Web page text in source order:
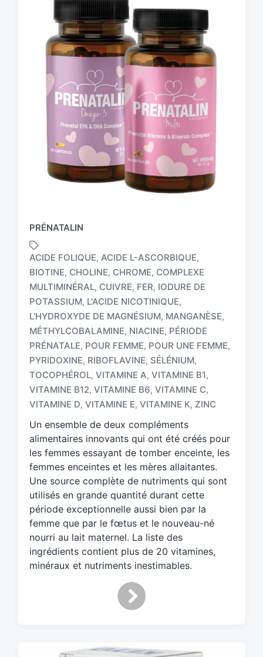
PRÉNATALIN
T
a
g
e
d
w
t
h
ACIDE FOLIQUE, ACIDE L-ASCORBIQUE,
BIOTINE, CHOLINE, CHROME, COMPLEXE
MULTIMINÉRAL, CUIVRE, FER, IODURE DE
POTASSIUM, L'ACIDE NICOTINIQUE,
L'HYDROXYDE DE MAGNÉSIUM, MANGANÈSE,
MÉTHYLCOBALAMINE, NIACINE, PÉRIODE
PRÉNATALE, POUR FEMME, POUR UNE FEMME,
PYRIDOXINE, RIBOFLAVINE, SÉLÉNIUM,
TOCOPHÉROL, VITAMINE A, VITAMINE B1,
VITAMINE B12, VITAMINE B6, VITAMINE C,
VITAMINE D, VITAMINE E, VITAMINE K, ZINC
Un ensemble de deux compléments
alimentaires innovants qui ont été créés pour
les femmes essayant de tomber enceinte, les
femmes enceintes et les mères allaitantes.
Une source complète de nutriments qui sont
utilisés en grande quantité durant cette
période exceptionnelle aussi bien par la
femme que par le fœtus et le nouveau-né
nourri au lait maternel. La liste des
ingrédients contient plus de 20 vitamines,
minéraux et nutriments inestimables.